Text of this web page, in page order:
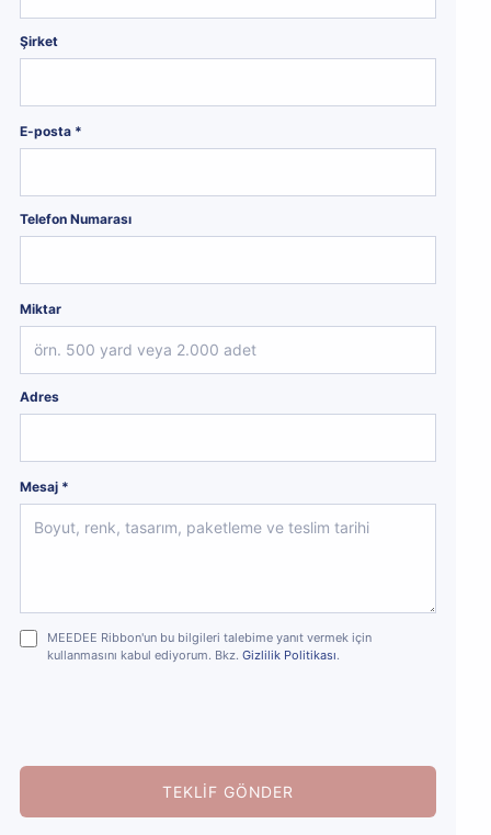
Şirket
E-posta *
Telefon Numarası
Miktar
Adres
Mesaj *
MEEDEE Ribbon'un bu bilgileri talebime yanıt vermek için
kullanmasını kabul ediyorum. Bkz. Gizlilik Politikası.
TEKLIF GÖNDER